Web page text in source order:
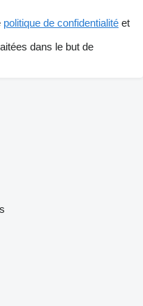
politique de confidentialité et
dans le but de